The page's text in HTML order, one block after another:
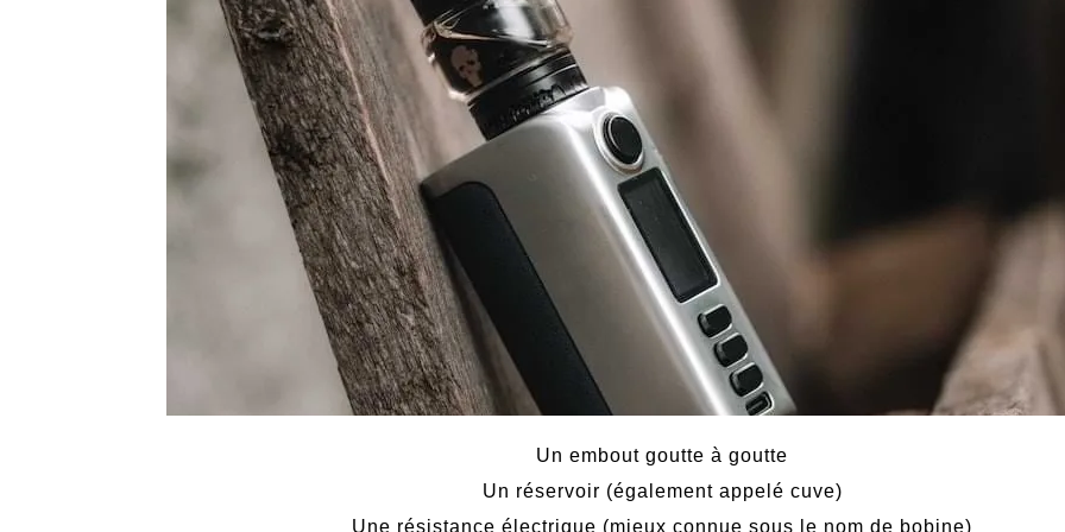
Un embout goutte à goutte
Un réservoir (également appelé cuve)
Une résistance électrique (mieux connue sous le nom de bobine)